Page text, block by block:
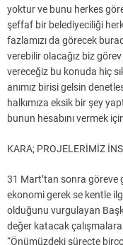
yoktur ve bunu herkes
şeffaf bir belediyeciliği
fazlamızı da görecek
verebilir olacağız biz
vereceğiz bu konuda hiç
anımız birisi gelsin
halkımıza eksik bir şey
bunun hesabını vermek
KARA; PROJELERİMİZ
31 Mart’tan sonra göreve
ekonomi gerek se kentle
olduğunu vurgulayan
değer katacak
“Önümüzdeki süreçte